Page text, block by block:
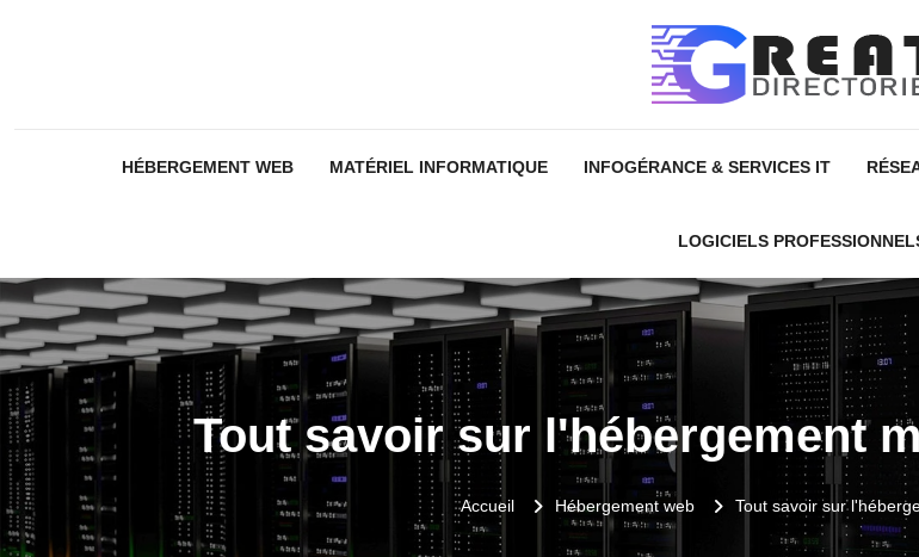
HÉBERGEMENT WEB MATÉRIEL INFORMATIQUE INFOGÉRANCE & SERVICES IT
LOGICIELS
Tout savoir sur l'hébergement
Accueil Hébergement web Tout savoir sur